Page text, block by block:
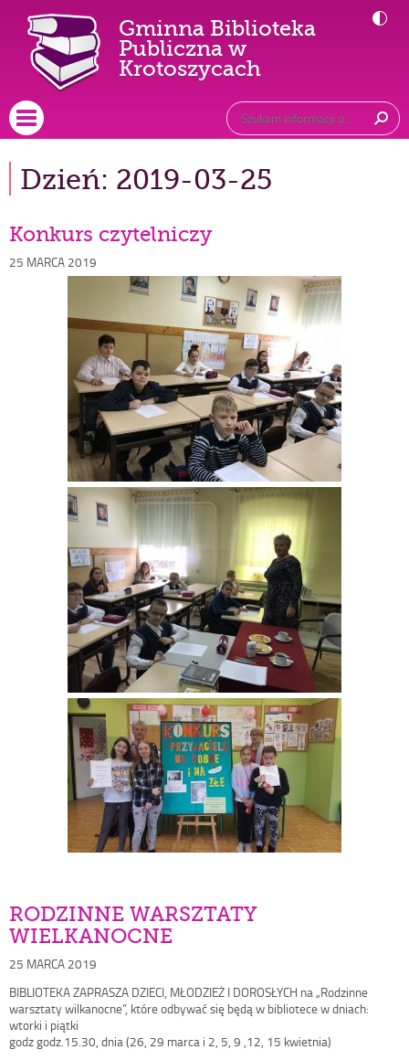
Gminna Biblioteka
Publiczna w
Krotoszycach-
czytelniczy
Wyszukiwarka
Tutaj
wpisz
szukaną
Główne
Otwórz menu główne
Dzień: 2019-03-25
Konkurs czytelniczy
Opublikowano
25 MARCA 2019
RODZINNE WARSZTATY
WIELKANOCNE
Opublikowano
dniu
25 MARCA 2019
BIBLIOTEKA ZAPRASZA DZIECI, MŁODZIEŻ I DOROSŁYCH na „Rodzinne
warsztaty wilkanocne”, które odbywać się będą w bibliotece w dniach:
wtorki i piątki
godz godz.15.30, dnia (26, 29 marca i 2, 5, 9 ,12, 15 kwietnia)